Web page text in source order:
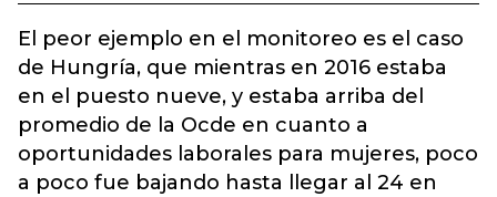
El peor ejemplo en el monitoreo es el caso
de Hungría, que mientras en 2016 estaba
en el puesto nueve, y estaba arriba del
promedio de la Ocde en cuanto a
oportunidades laborales para mujeres, poco
a poco fue bajando hasta llegar al 24 en